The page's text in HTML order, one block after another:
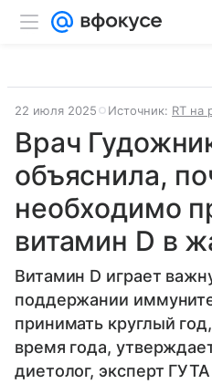
22 июля 2025 Источник: RT на
Врач
объяснила,
необходимо
витамин D в
Витамин D играет
поддержании
принимать круглый
время года,
диетолог, эксперт